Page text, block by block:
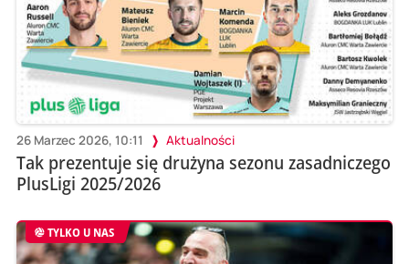
26 Marzec 2026, 10:11 Aktualności
Tak prezentuje się drużyna sezonu zasadniczego
PlusLigi 2025/2026
TYLKO U NAS